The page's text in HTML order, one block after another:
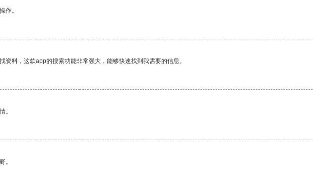
作。
料，这款app的搜索功能非常强大，能够快速找到我需要的信息。
。
。